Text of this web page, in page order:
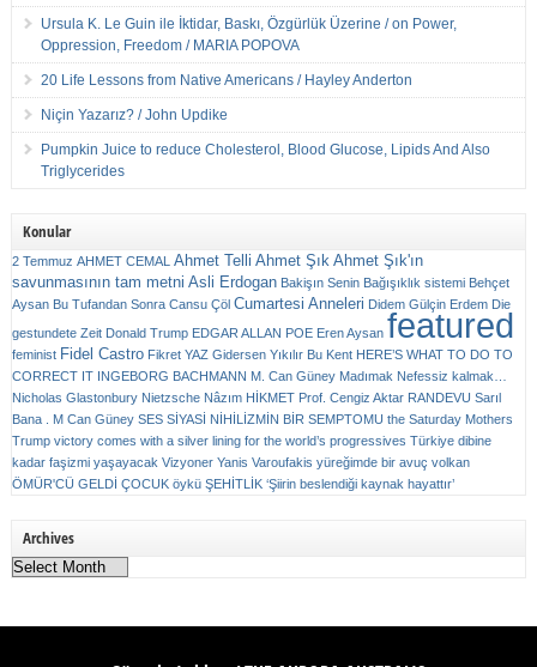
Ursula K. Le Guin ile İktidar, Baskı, Özgürlük Üzerine / on Power,
Oppression, Freedom / MARIA POPOVA
20 Life Lessons from Native Americans / Hayley Anderton
Niçin Yazarız? / John Updike
Pumpkin Juice to reduce Cholesterol, Blood Glucose, Lipids And Also
Triglycerides
Konular
2 Temmuz AHMET CEMAL Ahmet Telli Ahmet Şık Ahmet Şık'ın
savunmasının tam metni Asli Erdogan Bakişın Senin Bağışıklık sistemi Behçet
Aysan Bu Tufandan Sonra Cansu Çöl Cumartesi Anneleri Didem Gülçin Erdem Die
gestundete Zeit Donald Trump EDGAR ALLAN POE Eren Aysan featured
feminist Fidel Castro Fikret YAZ Gidersen Yıkılır Bu Kent HERE’S WHAT TO DO TO
CORRECT IT INGEBORG BACHMANN M. Can Güney Madımak Nefessiz kalmak…
Nicholas Glastonbury Nietzsche Nâzım HİKMET Prof. Cengiz Aktar RANDEVU Sarıl
Bana . M Can Güney SES SİYASİ NİHİLİZMİN BİR SEMPTOMU the Saturday Mothers
Trump victory comes with a silver lining for the world’s progressives Türkiye dibine
kadar faşizmi yaşayacak Vizyoner Yanis Varoufakis yüreğimde bir avuç volkan
ÖMÜR'CÜ GELDİ ÇOCUK öykü ŞEHİTLİK ‘Şiirin beslendiği kaynak hayattır’
Archives
Archives